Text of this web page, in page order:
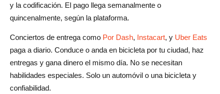
y la codificación. El pago llega semanalmente o
quincenalmente, según la plataforma.
Conciertos de entrega como Por Dash, Instacart, y Uber Eats
paga a diario. Conduce o anda en bicicleta por tu ciudad, haz
entregas y gana dinero el mismo día. No se necesitan
habilidades especiales. Solo un automóvil o una bicicleta y
confiabilidad.